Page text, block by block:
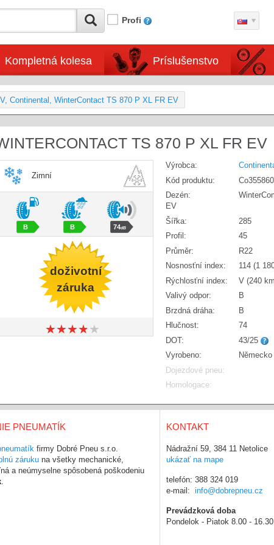
Profi
Kompletná kolesa Príslušenstvo
Continental, WinterContact TS 870 P XL FR EV
TS 870 P XL FR EV
Zimní
B B 74dB
doživotní
záruka
★★★★★
★★★★★
Výrobca:
Kód produktu:
Co355860
Dezén:
EV
Šířka:
285
Profil:
45
Průměr:
R22
Nosnosťní index:
114 (1
Rýchlosťní index:
V (240
Valivý odpor:
B
Brzdná dráha:
B
Hlučnost:
74
DOT:
43/25
Vyrobeno:
Německo
Dojezdové pneu:
Homologace:
PNEUMATÍK
firmy Dobré Pneu s.r.o.
záruku na všetky mechanické,
a neúmyselne spôsobená poškodeniu
KONTAKT
Nádražní 59, 384 11 Netolice
ukázať na mape
telefón: 388 324 019
e-mail: info@dobrepneu.cz
Prevádzková doba
Pondelok - Piatok 8.00 - 16.30